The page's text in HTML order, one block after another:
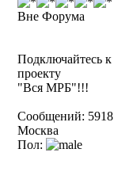
Вне Форума
Подключайтесь к
проекту
"Вся МРБ"!!!
Сообщений: 5918
Москва
Пол: